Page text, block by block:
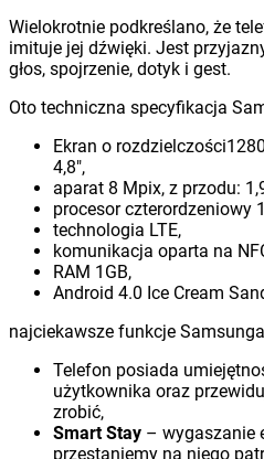
Wielokrotnie podkreślano, że
imituje jej dźwięki. Jest
głos, spojrzenie, dotyk i gest.
Oto techniczna specyfikacja
Ekran o
4,8″,
aparat 8 Mpix, z przodu:
procesor czterordzeniowy
technologia LTE,
komunikacja oparta na
RAM 1GB,
Android 4.0 Ice Cream
najciekawsze funkcje
Telefon posiada
użytkownika oraz
zrobić,
Smart Stay – wygaszanie
przestaniemy na niego